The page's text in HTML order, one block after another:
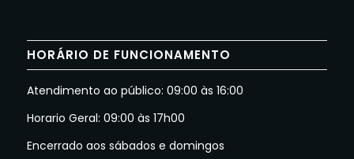
HORÁRIO DE FUNCIONAMENTO
Atendimento ao público: 09:00 às 16:00
Horario Geral: 09:00 às 17h00
Encerrado aos sábados e domingos